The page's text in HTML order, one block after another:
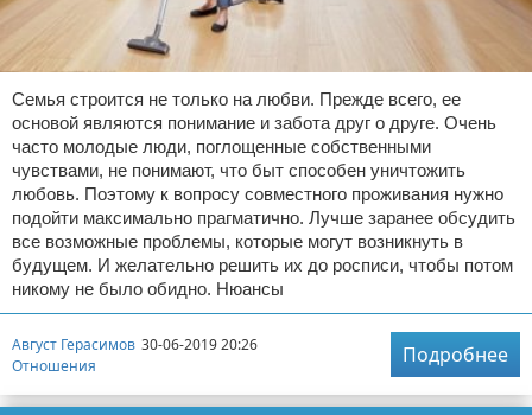
Семья строится не только на любви. Прежде всего, ее
основой являются понимание и забота друг о друге. Очень
часто молодые люди, поглощенные собственными
чувствами, не понимают, что быт способен уничтожить
любовь. Поэтому к вопросу совместного проживания нужно
подойти максимально прагматично. Лучше заранее обсудить
все возможные проблемы, которые могут возникнуть в
будущем. И желательно решить их до росписи, чтобы потом
никому не было обидно. Нюансы
Август Герасимов 30-06-2019 20:26
Отношения
Подробнее